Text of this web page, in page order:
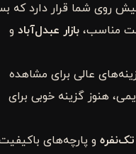
روی شما قرار دارد که
مناسب، بازار عبدل‌آبادو
عالی برای مشاهده
هنوز گزینه خوبی برای
و پارچه‌های